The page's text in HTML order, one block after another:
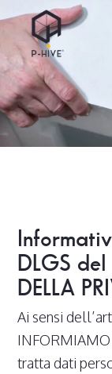
Skip
main
content
DLGS
DELLA
Ai sensi
INFORMIAMO
tratta dati